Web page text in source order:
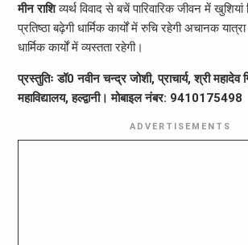
मीन राशिव्यर्थ विवाद से बचें पारिवारिक जीवन में खुशियां
प्रतिष्ठा बढ़ेगी धार्मिक कार्यों में रुचि रहेगी अचानक
धार्मिक कार्यों में व्यस्तता रहेगी।
प्रस्तुतिः डॉ0 नवीन चन्द्र जोशी, प्राचार्य, श्री महादेव
महाविद्यालय, हल्द्वानी। मोबाइल नंबर: 9410175498
ADVERTISEMENTS